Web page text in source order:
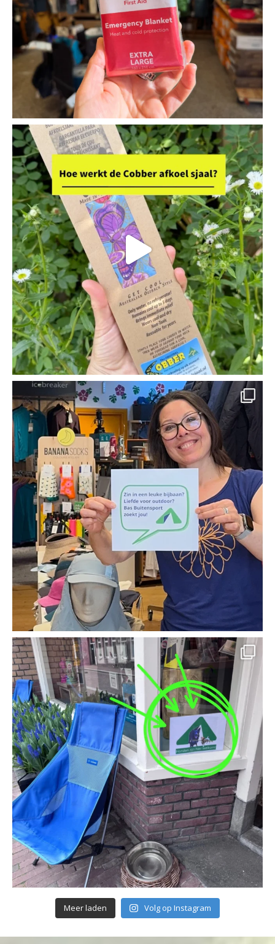
Meer laden Volg op Instagram